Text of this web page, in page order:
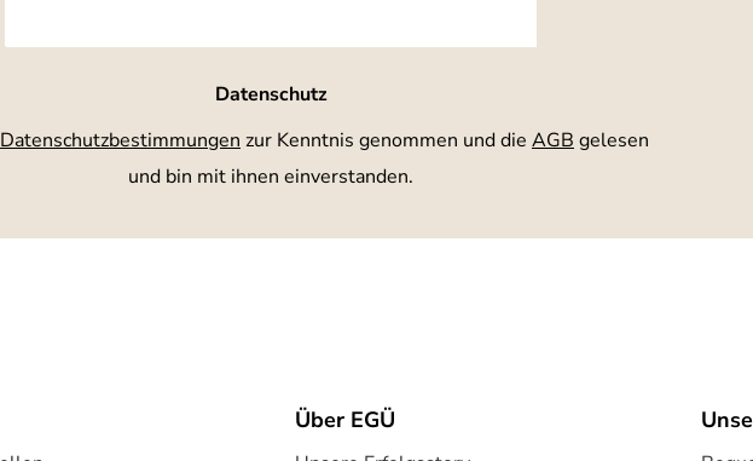
Datenschutz
Datenschutzbestimmungen zur Kenntnis genommen und die AGB gelesen
und bin mit ihnen einverstanden.
Über EGÜ